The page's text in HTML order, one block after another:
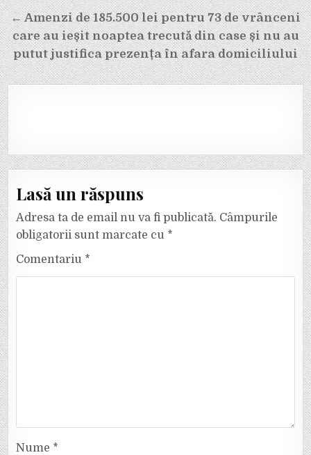
← Amenzi de 185.500 lei pentru 73 de vrânceni
care au ieșit noaptea trecută din case și nu au
putut justifica prezența în afara domiciliului
Lasă un răspuns
Adresa ta de email nu va fi publicată. Câmpurile
obligatorii sunt marcate cu *
Comentariu *
Nume *